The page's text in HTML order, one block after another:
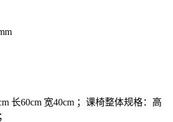
长60cm 宽40cm ；课椅整体规格：高